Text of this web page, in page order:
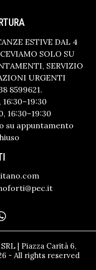
ESTIVE DAL 4
SOLO SU
SERVIZIO
URGENTI
8599621.
16:30–19:30
16:30–19:30
su appuntamento
| Piazza Carità 6,
- All rights reserved